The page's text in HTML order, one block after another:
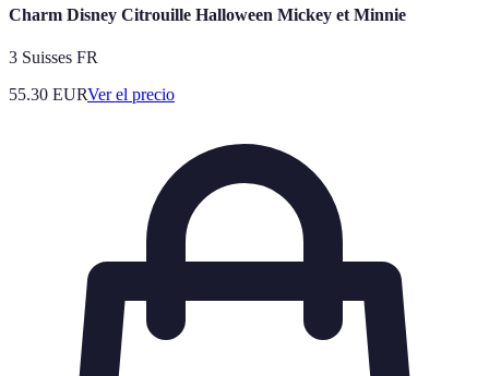
Charm Disney Citrouille Halloween Mickey et Minnie
3 Suisses FR
55.30 EURVer el precio